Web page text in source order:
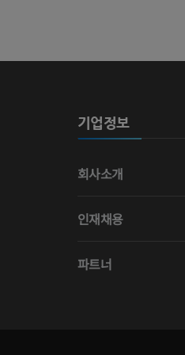
기업정보
회사소개
인재채용
파트너